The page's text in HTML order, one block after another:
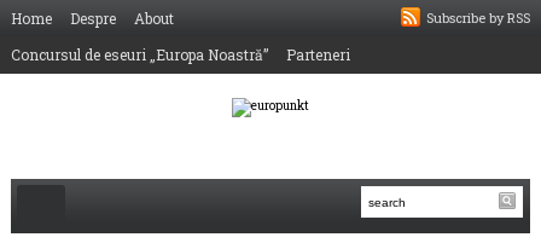
Subscribe by RSS
Home Despre
About
Concursul de eseuri „Europa Noastră”
Parteneri